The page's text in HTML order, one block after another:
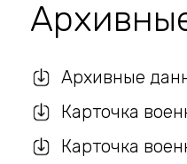
Архивные
Карточка
Карточка